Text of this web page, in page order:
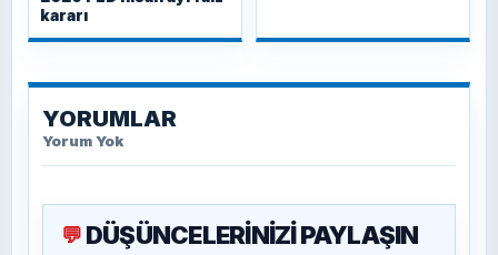
kararı
YORUMLAR
Yorum Yok
💬 DÜŞÜNCELERİNİZİ PAYLAŞIN